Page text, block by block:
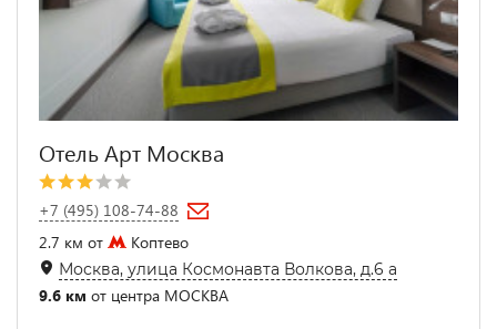
Отель Арт Москва
+7 (495) 108-74-88
2.7 км от
Коптево
Москва, улица Космонавта Волкова, д.6 а
9.6 км от центра МОСКВА